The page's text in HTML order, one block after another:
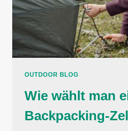
OUTDOOR BLOG
Wie wählt man
Backpacking-